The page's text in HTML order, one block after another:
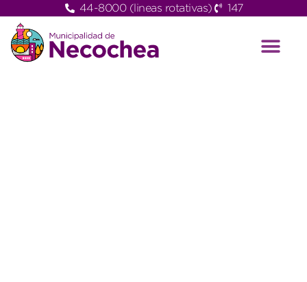
44-8000 (lineas rotativas) 147